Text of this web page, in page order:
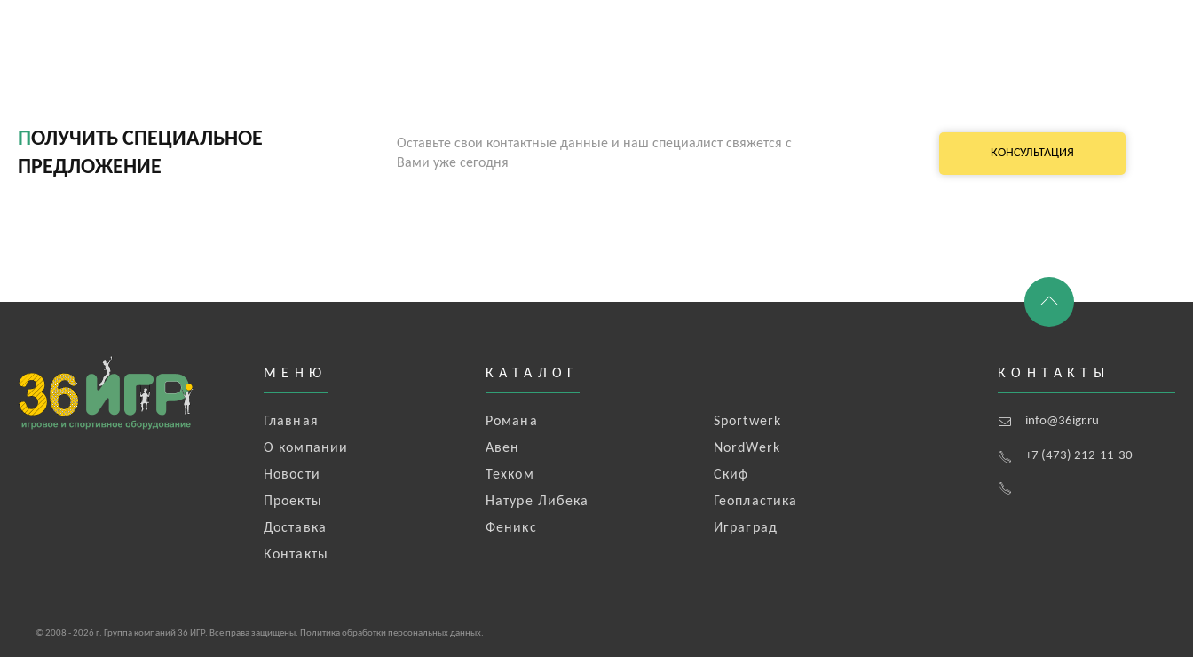
ПОЛУЧИТЬ СПЕЦИАЛЬНОЕ
ПРЕДЛОЖЕНИЕ
Оставьте свои контактные данные и наш специалист свяжется с
Вами уже сегодня
КОНСУЛЬТАЦИЯ
МЕНЮ
Главная
О компании
Новости
Проекты
Доставка
Контакты
КАТАЛОГ
Романа
Авен
Техком
Натуре Либека
Феникс
Sportwerk
NordWerk
Скиф
Геопластика
Играград
КОНТАКТЫ
info@36igr.ru
+7 (473) 212-11-30
© 2008 - 2026 г. Группа компаний 36 ИГР. Все права защищены. Политика обработки персональных данных.